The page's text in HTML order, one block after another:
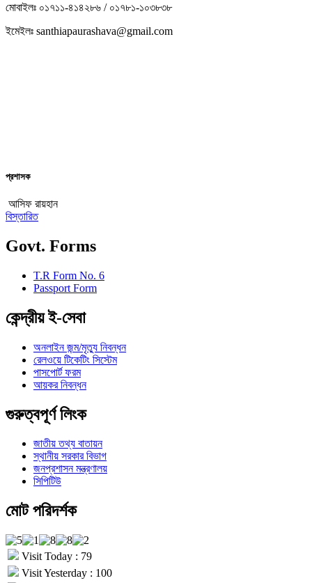
মোবাইলঃ ০১৭১১-৪১৪২৮৬ / ০১৭৮১-১০৩৮৩৮
ইমেইলঃ santhiapaurashava@gmail.com
প্রশাসক
আসিফ রায়হান
বিস্তারিত
Govt. Forms
T.R Form No. 6
Passport Form
কেন্দ্রীয় ই-সেবা
অনলাইন জন্ম/মৃত্যু নিবন্ধন
রেলওয়ে টিকেটিং সিস্টেম
পাসপোর্ট ফরম
আয়কর নিবন্ধন
গুরুত্বপূর্ণ লিংক
জাতীয় তথ্য বাতায়ন
স্থানীয় সরকার বিভাগ
জনপ্রশাসন মন্ত্রণালয়
সিপিটিউ
মোট পরিদর্শক
Visit Today : 79
Visit Yesterday : 100